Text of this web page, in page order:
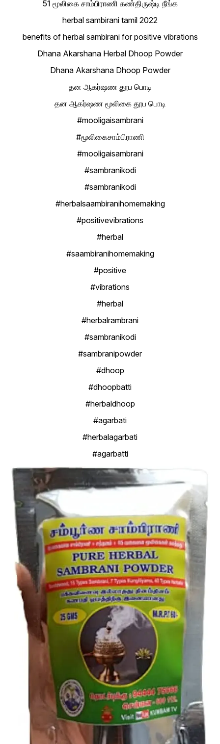
51 மூலிகை சாம்பிராணி கண்திருஷ்டி நீங்க
herbal sambirani tamil 2022
benefits of herbal sambirani for positive vibrations
Dhana Akarshana Herbal Dhoop Powder
Dhana Akarshana Dhoop Powder
தன ஆகர்ஷண தூப பொடி
தன ஆகர்ஷண மூலிகை தூப பொடி
#mooligaisambrani
#மூலிகைசாம்பிராணி
#mooligaisambrani
#sambranikodi
#sambranikodi
#herbalsaambiranihomemaking
#positivevibrations
#herbal
#saambiranihomemaking
#positive
#vibrations
#herbal
#herbalrambrani
#sambranikodi
#sambranipowder
#dhoop
#dhoopbatti
#herbaldhoop
#agarbati
#herbalagarbati
#agarbatti